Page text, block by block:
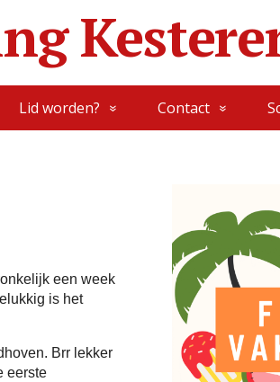
Lid worden? Contact
een week
is het
Brr lekker
eerste